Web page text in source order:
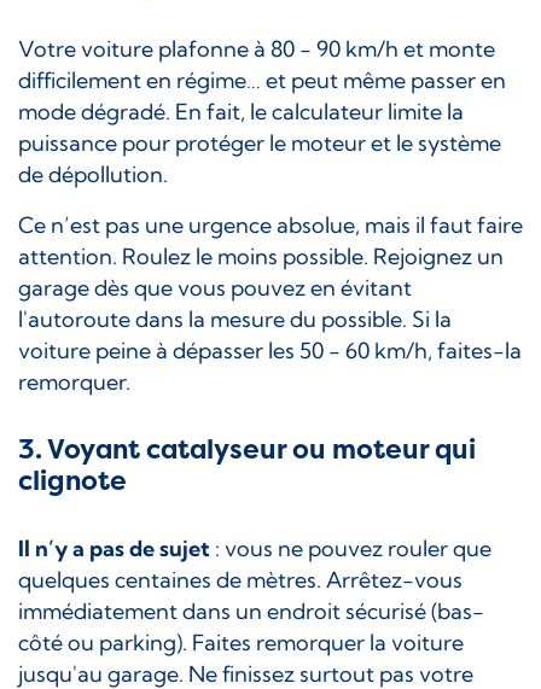
Votre voiture plafonne à 80 - 90 km/h et monte
difficilement en régime… et peut même passer en
mode dégradé. En fait, le calculateur limite la
puissance pour protéger le moteur et le système
de dépollution.
Ce n’est pas une urgence absolue, mais il faut faire
attention. Roulez le moins possible. Rejoignez un
garage dès que vous pouvez en évitant
l'autoroute dans la mesure du possible. Si la
voiture peine à dépasser les 50 - 60 km/h, faites-la
remorquer.
3. Voyant catalyseur ou moteur qui
clignote
Il n’y a pas de sujet : vous ne pouvez rouler que
quelques centaines de mètres. Arrêtez-vous
immédiatement dans un endroit sécurisé (bas-
côté ou parking). Faites remorquer la voiture
jusqu'au garage. Ne finissez surtout pas votre